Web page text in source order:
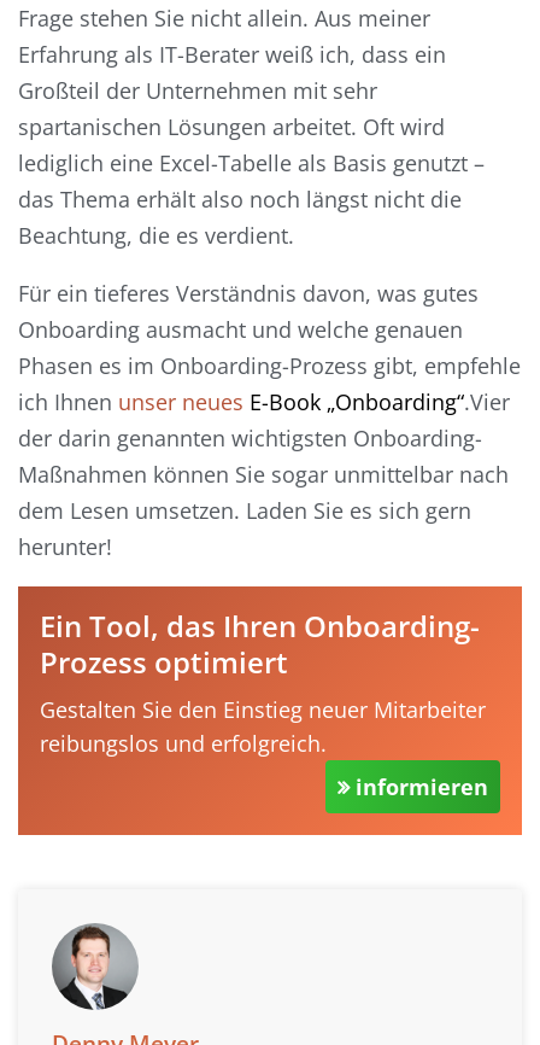
Frage stehen Sie nicht allein. Aus meiner
Erfahrung als IT-Berater weiß ich, dass ein
Großteil der Unternehmen mit sehr
spartanischen Lösungen arbeitet. Oft wird
lediglich eine Excel-Tabelle als Basis genutzt –
das Thema erhält also noch längst nicht die
Beachtung, die es verdient.
Für ein tieferes Verständnis davon, was gutes
Onboarding ausmacht und welche genauen
Phasen es im Onboarding-Prozess gibt, empfehle
ich Ihnen unser neues E-Book „Onboarding“.Vier
der darin genannten wichtigsten Onboarding-
Maßnahmen können Sie sogar unmittelbar nach
dem Lesen umsetzen. Laden Sie es sich gern
herunter!
Ein Tool, das Ihren Onboarding-
Prozess optimiert
Gestalten Sie den Einstieg neuer Mitarbeiter
reibungslos und erfolgreich.
informieren